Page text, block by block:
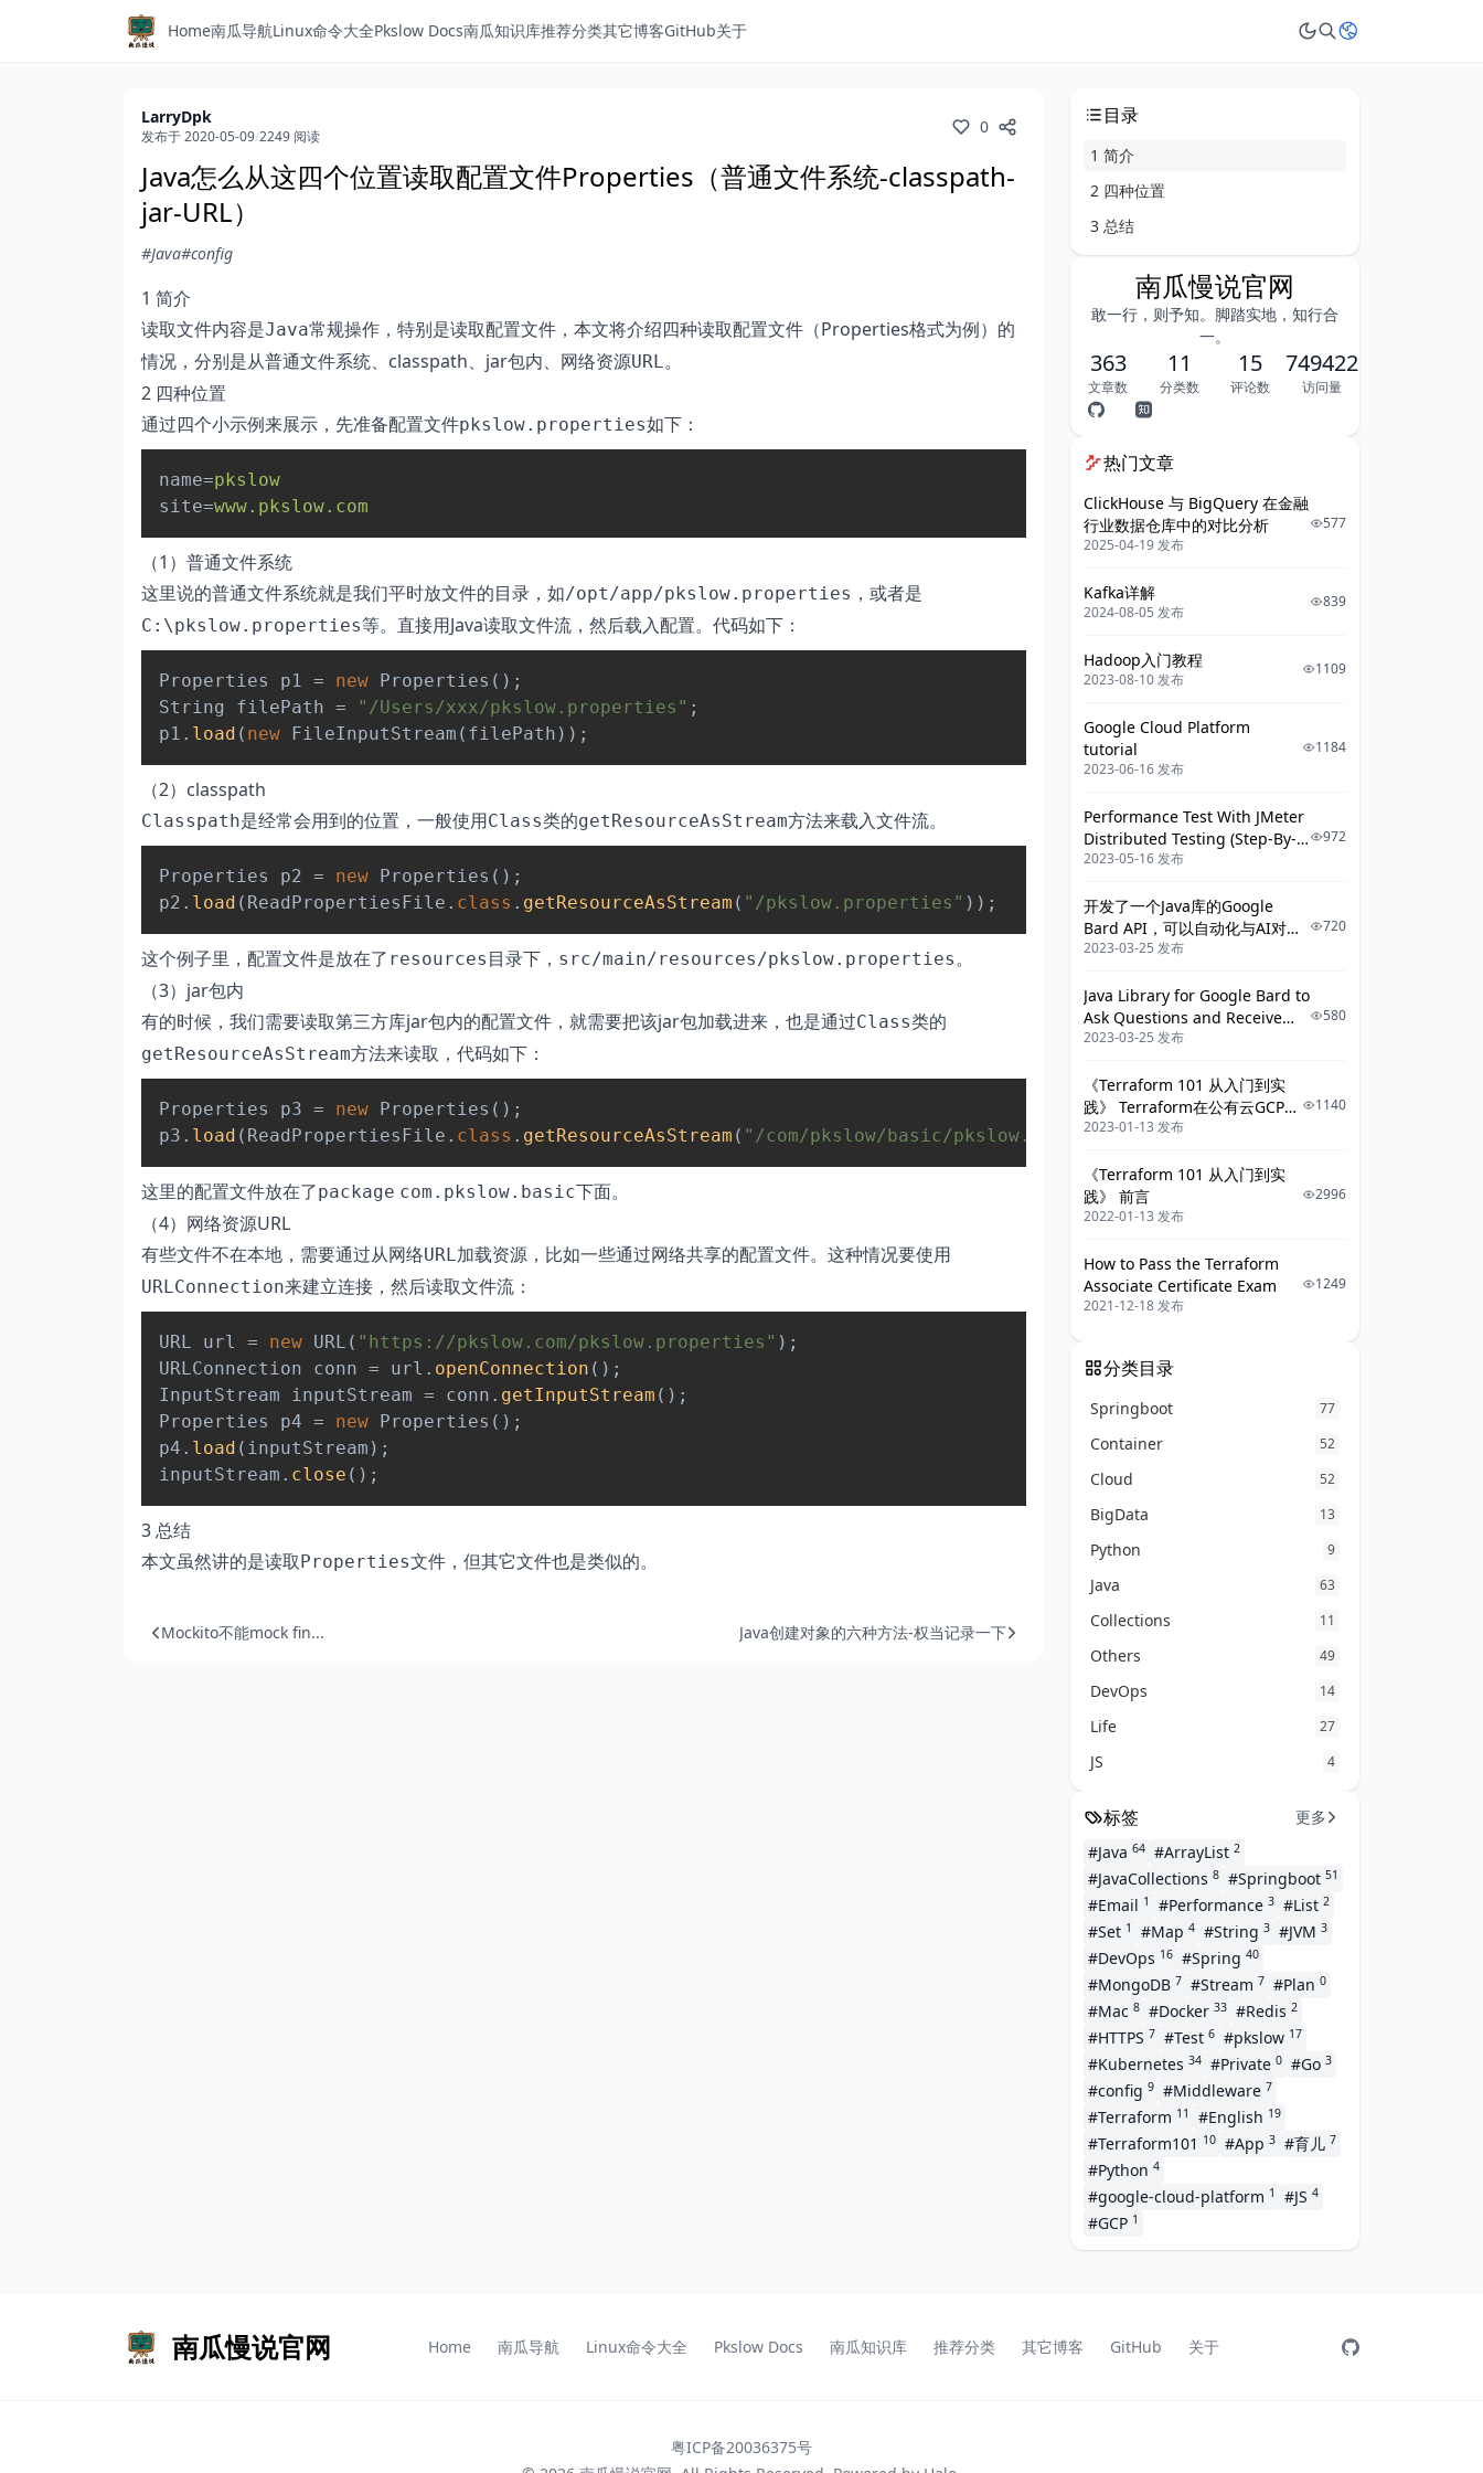
Home南瓜导航Linux命令大全Pkslow Docs南瓜知识库推荐分类其它博客GitHub关于
LarryDpk
发布于 2020-05-09/2249 阅读 0
Java怎么从这四个位置读取配置文件Properties（普通文件系统-classpath-
jar-URL）
#Java#config
1 简介
读取文件内容是Java常规操作，特别是读取配置文件，本文将介绍四种读取配置文件（Properties格式为例）的
情况，分别是从普通文件系统、classpath、jar包内、网络资源URL。
2 四种位置
通过四个小示例来展示，先准备配置文件pkslow.properties如下：
name=pkslow
site=www.pkslow.com
（1）普通文件系统
这里说的普通文件系统就是我们平时放文件的目录，如/opt/app/pkslow.properties ，或者是
C:\pkslow.properties等。直接用Java读取文件流，然后载入配置。代码如下：
Properties p1 = new Properties ( ) ;
String
filePath = "/Users/xxx/pkslow.properties" ;
p1 . load ( new FileInputStream ( filePath ) ) ;
（2）classpath
Classpath是经常会用到的位置，一般使用Class类的getResourceAsStream方法来载入文件流。
Properties p2 = new Properties ( ) ;
p2 . load ( ReadPropertiesFile . class . getResourceAsStream ( "/pkslow.properties" ) ) ;
这个例子里，配置文件是放在了 resources 目录下， src/main/resources/pkslow.properties。
（3）jar包内
有的时候，我们需要读取第三方库jar包内的配置文件，就需要把该jar包加载进来，也是通过Class类的
getResourceAsStream方法来读取，代码如下：
Properties p3 = new Properties ( ) ;
p3 . load ( ReadPropertiesFile . class . getResourceAsStream ( "/com/pkslow/basic/pkslow.properties"));
这里的配置文件放在了package com.pkslow.basic下面。
（4）网络资源URL
有些文件不在本地，需要通过从网络URL加载资源，比如一些通过网络共享的配置文件。这种情况要使用
URLConnection来建立连接，然后读取文件流：
URL url = new URL ( "https://pkslow.com/pkslow.properties" ) ;
URLConnection conn = url . openConnection ( ) ;
InputStream inputStream = conn . getInputStream ( ) ;
Properties
p4 = new Properties ( ) ;
p4 . load ( inputStream ) ;
inputStream . close ( ) ;
3 总结
本文虽然讲的是读取Properties文件，但其它文件也是类似的。
Mockito不能mock fin... Java创建对象的六种方法-权当记录一下
目录
1 简介
2 四种位置
3 总结
南瓜慢说官网
敢一行，则予知。脚踏实地，知行合
一。
363
文章数
11
分类数
15
评论数
749422
访问量
热门文章
ClickHouse 与 BigQuery 在金融
行业数据仓库中的对比分析
2025-04-19 发布
577
Kafka详解
2024-08-05 发布
839
Hadoop入门教程
2023-08-10 发布
1109
Google Cloud Platform
tutorial
2023-06-16 发布
1184
Performance Test With JMeter
Distributed Testing (Step-By-
Step Guide)
2023-05-16 发布
972
开发了一个Java库的Google
Bard API，可以自动化与AI对话
了
2023-03-25 发布
720
Java Library for Google Bard to
Ask Questions and Receive
Answers
2023-03-25 发布
580
《Terraform 101 从入门到实
践》 Terraform在公有云GCP上
的应用
2023-01-13 发布
1140
《Terraform 101 从入门到实
践》 前言
2022-01-13 发布
2996
How to Pass the Terraform
Associate Certificate Exam
2021-12-18 发布
1249
分类目录
Springboot 77
Container 52
Cloud 52
BigData 13
Python 9
Java 63
Collections 11
Others 49
DevOps 14
Life 27
JS 4
标签
更多
#Java 64 #ArrayList 2
#JavaCollections 8 #Springboot 51
#Email 1 #Performance 3 #List 2
#Set 1 #Map 4 #String 3 #JVM 3
#DevOps 16 #Spring 40
#MongoDB 7 #Stream 7 #Plan 0
#Mac 8 #Docker 33 #Redis 2
#HTTPS 7 #Test 6 #pkslow 17
#Kubernetes 34 #Private 0 #Go 3
#config 9 #Middleware 7
#Terraform 11 #English 19
#Terraform101 10 #App 3 #育儿 7
#Python 4
#google-cloud-platform 1 #JS 4
#GCP 1
南瓜慢说官网 Home 南瓜导航 Linux命令大全 Pkslow Docs 南瓜知识库 推荐分类 其它博客 GitHub 关于
粤ICP备20036375号